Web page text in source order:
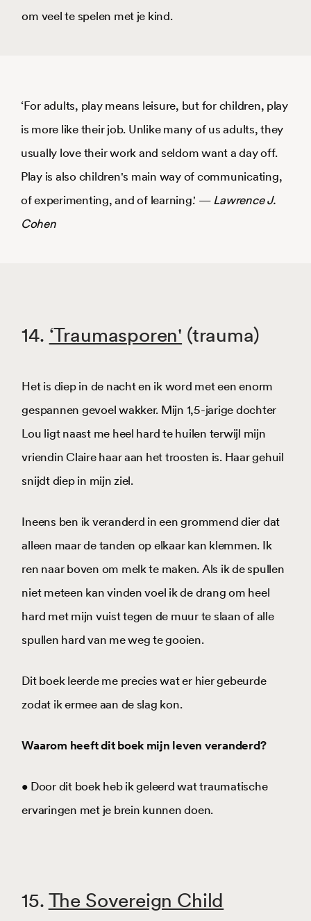
om veel te spelen met je kind.
‘For adults, play means leisure, but for children, play
is more like their job. Unlike many of us adults, they
usually love their work and seldom want a day off.
Play is also children's main way of communicating,
of experimenting, and of learning.' — Lawrence J.
Cohen
14. ‘Traumasporen' (trauma)
Het is diep in de nacht en ik word met een enorm
gespannen gevoel wakker. Mijn 1,5-jarige dochter
Lou ligt naast me heel hard te huilen terwijl mijn
vriendin Claire haar aan het troosten is. Haar gehuil
snijdt diep in mijn ziel.
Ineens ben ik veranderd in een grommend dier dat
alleen maar de tanden op elkaar kan klemmen. Ik
ren naar boven om melk te maken. Als ik de spullen
niet meteen kan vinden voel ik de drang om heel
hard met mijn vuist tegen de muur te slaan of alle
spullen hard van me weg te gooien.
Dit boek leerde me precies wat er hier gebeurde
zodat ik ermee aan de slag kon.
Waarom heeft dit boek mijn leven veranderd?
• Door dit boek heb ik geleerd wat traumatische
ervaringen met je brein kunnen doen.
15. The Sovereign Child